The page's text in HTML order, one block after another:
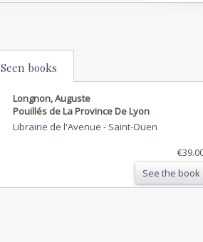
Seen books
Longnon, Auguste
Pouillés de La Province De Lyon
Librairie de l'Avenue - Saint-Ouen
See the book